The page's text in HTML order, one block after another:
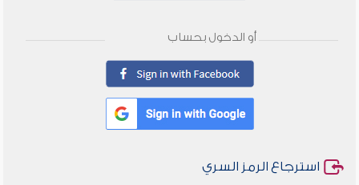
أو الدخول بحساب
استرجاع الرمز السري